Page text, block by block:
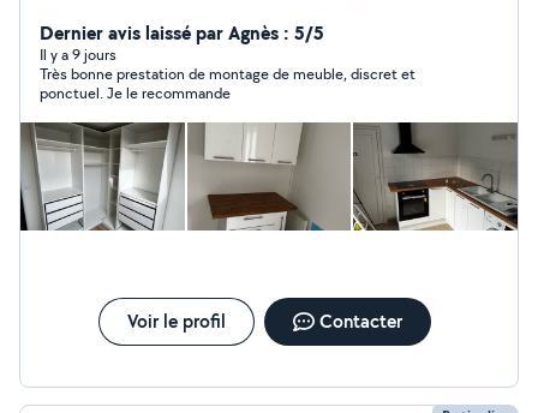
Dernier avis laissé par Agnès : 5/5
Il y a 9 jours
Très bonne prestation de montage de meuble, discret et
ponctuel. Je le recommande
Voir le profil Contacter